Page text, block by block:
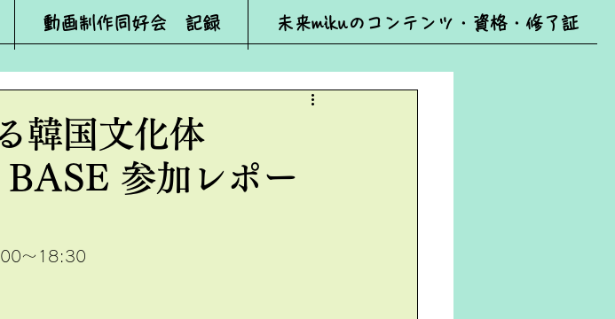
動画制作同好会 記録 未来mikuのコンテンツ・資格・修了証
韓国文化体
参加レポー
〜18:30